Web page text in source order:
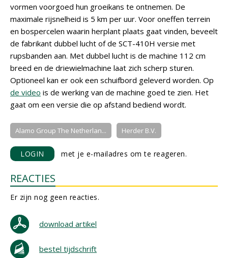
vormen voorgoed hun groeikans te ontnemen. De
maximale rijsnelheid is 5 km per uur. Voor oneffen terrein
en bospercelen waarin herplant plaats gaat vinden, beveelt
de fabrikant dubbel lucht of de SCT-410H versie met
rupsbanden aan. Met dubbel lucht is de machine 112 cm
breed en de driewielmachine laat zich scherp sturen.
Optioneel kan er ook een schuifbord geleverd worden. Op
de video is de werking van de machine goed te zien. Het
gaat om een versie die op afstand bediend wordt.
Alamo Group The Netherlan... Herder B.V.
LOGIN met je e-mailadres om te reageren.
REACTIES
Er zijn nog geen reacties.
download artikel
bestel tijdschrift